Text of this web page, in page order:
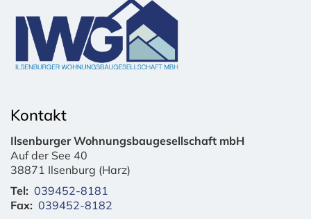
Kontakt
Ilsenburger Wohnungsbaugesellschaft mbH
Auf der See 40
38871 Ilsenburg (Harz)
Tel: 039452-8181
Fax: 039452-8182